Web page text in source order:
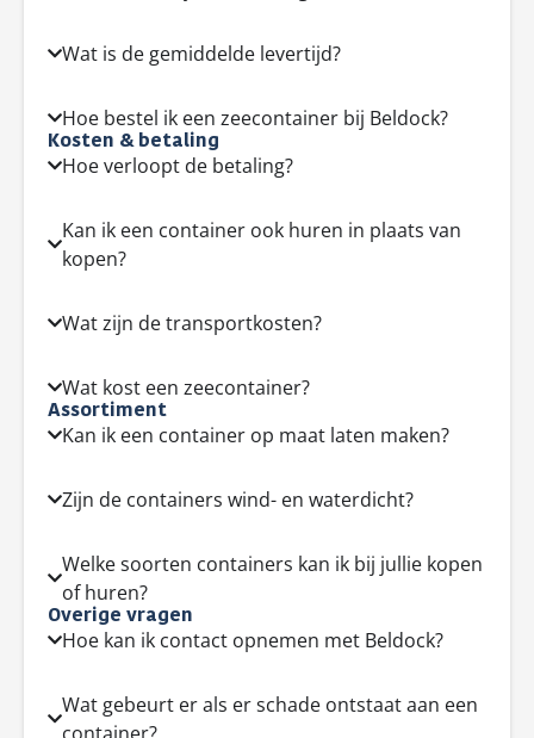
Wat is de gemiddelde levertijd?
Hoe bestel ik een zeecontainer bij Beldock?
Kosten & betaling
Hoe verloopt de betaling?
Kan ik een container ook huren in plaats van
kopen?
Wat zijn de transportkosten?
Wat kost een zeecontainer?
Assortiment
Kan ik een container op maat laten maken?
Zijn de containers wind- en waterdicht?
Welke soorten containers kan ik bij jullie kopen
of huren?
Overige vragen
Hoe kan ik contact opnemen met Beldock?
Wat gebeurt er als er schade ontstaat aan een